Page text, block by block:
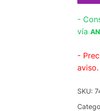
-
vía
-
aviso.
SKU: